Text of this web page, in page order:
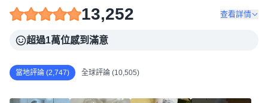
13,252 查看詳情
超過1萬位感到滿意
當地評論 (2,747) 全球評論 (10,505)